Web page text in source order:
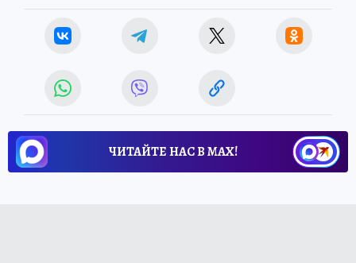
ЧИТАЙТЕ НАС В МАХ!